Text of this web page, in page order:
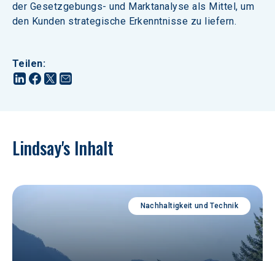
der Gesetzgebungs- und Marktanalyse als Mittel, um
den Kunden strategische Erkenntnisse zu liefern.
Teilen:
Lindsay's Inhalt
Nachhaltigkeit und Technik